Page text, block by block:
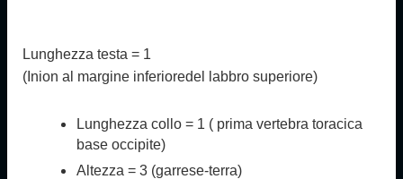
Lunghezza testa = 1
(Inion al margine inferioredel labbro superiore)
Lunghezza collo = 1 ( prima vertebra toracica
base occipite)
Altezza = 3 (garrese-terra)